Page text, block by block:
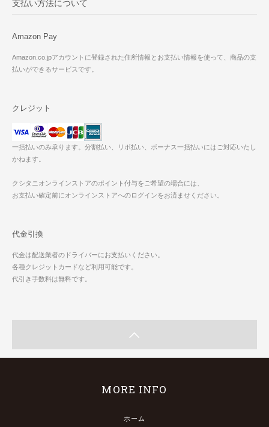
支払い方法について
Amazon Pay
Amazon.co.jpアカウントに登録された住所情報とお支払い情報を使って、商品の支
払いができるサービスです。
クレジット
一括払いのみ承ります。分割払い、リボ払い、ボーナス一括払いにはご対応いたし
かねます。
クシタニオンラインストアのポイント付与をご希望の場合には、
お支払い確定前にオンラインストアへのログインをお済ませください。
代金引換
代金は配送業者のドライバーにお支払いください。
各種クレジットカードなど利用可能です。
代引き手数料は無料です。
MORE INFO
ホーム